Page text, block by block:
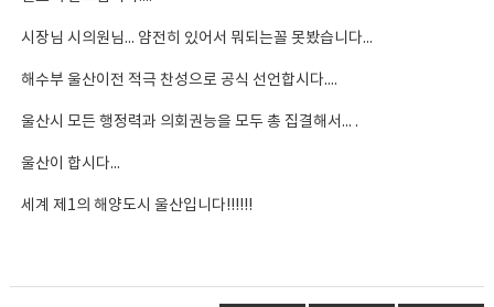
시장님 시의원님... 얌전히 있어서 뭐되는꼴 못봤습니다...
해수부 울산이전 적극 찬성으로 공식 선언합시다....
울산시 모든 행정력과 의회권능을 모두 총 집결해서... .
울산이 합시다...
세계 제1의 해양도시 울산입니다!!!!!!